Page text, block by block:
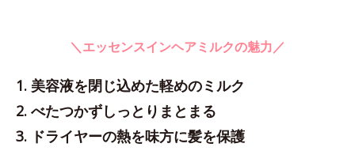
＼エッセンスインヘアミルクの魅力／
1. 美容液を閉じ込めた軽めのミルク
2. べたつかずしっとりまとまる
3. ドライヤーの熱を味方に髪を保護